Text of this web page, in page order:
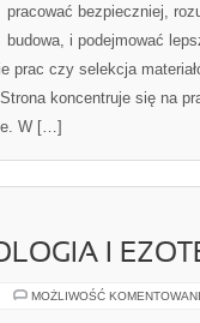
pracować bezpieczniej,
budowa, i podejmować
prac czy selekcja
koncentruje się na
W […]
I
MOŻLIWOŚĆ